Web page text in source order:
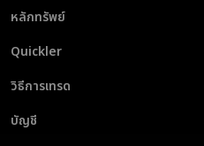
หลักทรัพย์
Quickler
วิธีการเทรด
บัญชี